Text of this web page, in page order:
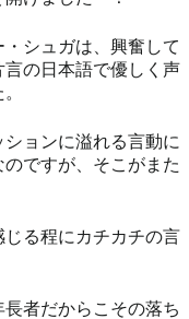
シュガは、興奮して
の日本語で優しく声
ョンに溢れる言動に
ですが、そこがまた
る程にカチカチの言
者だからこその落ち